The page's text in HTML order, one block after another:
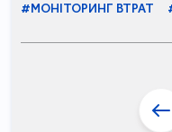
#МОНІТОРИНГ ВТРАТ